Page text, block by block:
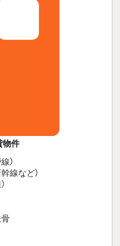
物件
）
幹線など）